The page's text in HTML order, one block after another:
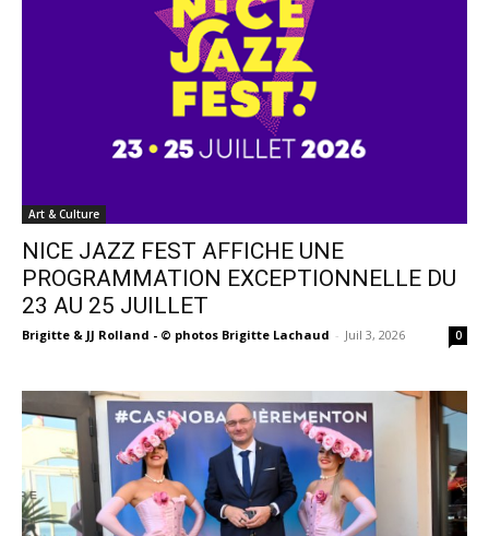
Art & Culture
NICE JAZZ FEST AFFICHE UNE
PROGRAMMATION EXCEPTIONNELLE DU
23 AU 25 JUILLET
Brigitte & JJ Rolland - © photos Brigitte Lachaud - Juil 3, 2026 0